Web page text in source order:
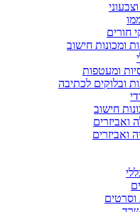
חורים
ומכונות חישוב
ומעטפות
ובלוקים לכתיבה
חישוב
ואביזרים
ואביזרים
וסרטים